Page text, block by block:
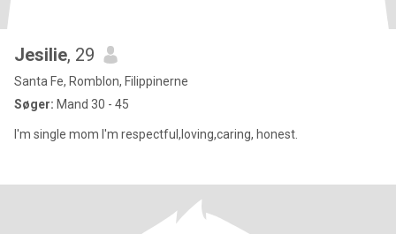
Jesilie, 29
Santa Fe, Romblon, Filippinerne
Søger: Mand 30 - 45
I'm single mom I'm respectful,loving,caring, honest.